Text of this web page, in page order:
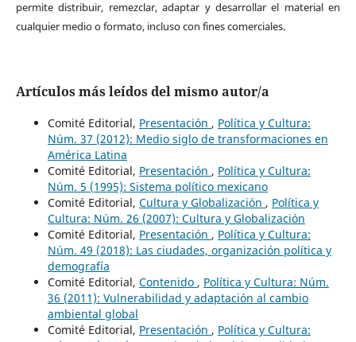
permite distribuir, remezclar, adaptar y desarrollar el material en
cualquier medio o formato, incluso con fines comerciales.
Artículos más leídos del mismo autor/a
Comité Editorial, Presentación , Política y Cultura:
Núm. 37 (2012): Medio siglo de transformaciones en
América Latina
Comité Editorial, Presentación , Política y Cultura:
Núm. 5 (1995): Sistema político mexicano
Comité Editorial, Cultura y Globalización , Política y
Cultura: Núm. 26 (2007): Cultura y Globalización
Comité Editorial, Presentación , Política y Cultura:
Núm. 49 (2018): Las ciudades, organización política y
demografía
Comité Editorial, Contenido , Política y Cultura: Núm.
36 (2011): Vulnerabilidad y adaptación al cambio
ambiental global
Comité Editorial, Presentación , Política y Cultura: